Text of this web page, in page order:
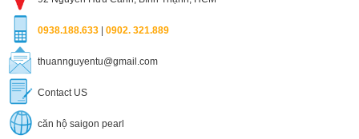
0938.188.633 0902. 321.889
thuannguyentu@gmail.com
Contact US
căn hộ saigon pearl